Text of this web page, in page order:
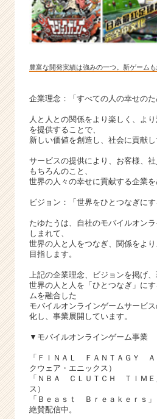
豊富な開発実績は強みの一つ。新ゲームも
企業理念：「すべての人の幸せのた
人と人との関係をより楽しく、よ
を提供することで、
新しい価値を創造し、社会に貢献し
サービスの提供により、お客様、
もちろんのこと、
世界の人々の幸せに貢献する企業を
ビジョン：「世界をひとつなぎにす
たゆたうは、自社のモバイルオン
しまれて、
世界の人と人をつなぎ、関係をよ
目指します。
上記の企業理念、ビジョンを掲げ
世界の人と人を「ひとつなぎ」に
ムを融合した
モバイルオンラインゲームサービ
化し、事業展開しています。
▼モバイルオンラインゲーム事業
「ＦＩＮＡＬ ＦＡＮＴＡＧＹ Ａ
クウェア・エニックス）
「ＮＢＡ ＣＬＵＴＣＨ ＴＩＭＥ
ス）
「Ｂｅａｓｔ Ｂｒｅａｋｅｒｓ
絶賛配信中。